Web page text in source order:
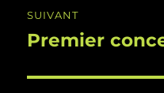
SUIVANT
Publication
Premier